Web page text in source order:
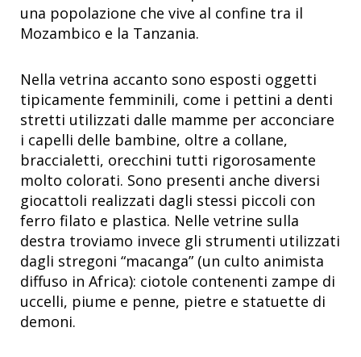
una popolazione che vive al confine tra il
Mozambico e la Tanzania.
Nella vetrina accanto sono esposti oggetti
tipicamente femminili, come i pettini a denti
stretti utilizzati dalle mamme per acconciare
i capelli delle bambine, oltre a collane,
braccialetti, orecchini tutti rigorosamente
molto colorati. Sono presenti anche diversi
giocattoli realizzati dagli stessi piccoli con
ferro filato e plastica. Nelle vetrine sulla
destra troviamo invece gli strumenti utilizzati
dagli stregoni “macanga” (un culto animista
diffuso in Africa): ciotole contenenti zampe di
uccelli, piume e penne, pietre e statuette di
demoni.